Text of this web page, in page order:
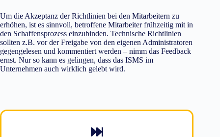
Um die Akzeptanz der Richtlinien bei den Mitarbeitern zu
erhöhen, ist es sinnvoll, betroffene Mitarbeiter frühzeitig mit in
den Schaffensprozess einzubinden. Technische Richtlinien
sollten z.B. vor der Freigabe von den eigenen Administratoren
gegengelesen und kommentiert werden – nimm das Feedback
ernst. Nur so kann es gelingen, dass das ISMS im
Unternehmen auch wirklich gelebt wird.